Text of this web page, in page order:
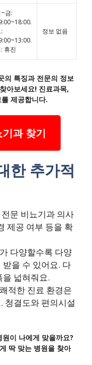
금:
휴진
정보 없음
의 특징과 전문의 정보
아보세요! 진료과목,
제공합니다.
과 찾기
한 추가적
문 비뇨기과 의사
제공 여부 등을 확
다양할수록 다양
을 수 있어요. 다
넓혀줘요.
쾌적한 진료 환경은
청결도와 편의시설
이 나에게 맞을까요?
딱 맞는 병원을 찾아